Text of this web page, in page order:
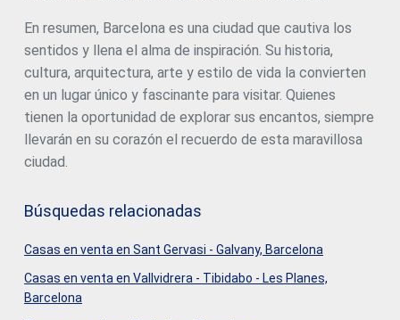
En resumen, Barcelona es una ciudad que cautiva los
sentidos y llena el alma de inspiración. Su historia,
cultura, arquitectura, arte y estilo de vida la convierten
en un lugar único y fascinante para visitar. Quienes
tienen la oportunidad de explorar sus encantos, siempre
llevarán en su corazón el recuerdo de esta maravillosa
ciudad.
Búsquedas relacionadas
Casas en venta en Sant Gervasi - Galvany, Barcelona
Casas en venta en Vallvidrera - Tibidabo - Les Planes,
Barcelona